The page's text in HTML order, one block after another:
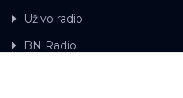
Uživo radio
BN Radio